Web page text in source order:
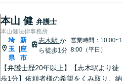
本山 健 弁護士
本山健法律事務所
埼
玉
県
新
座
市
志木駅 か
ら徒歩1分
営業時間：10:00~1
8:00（平日）
【弁護士歴20年以上】【志木駅より徒
歩1分】依頼者様の希望をくみ取り、納